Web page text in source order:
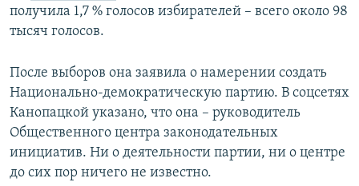
получила 1,7 % голосов избирателей – всего около 98
тысяч голосов.
После выборов она заявила о намерении создать
Национально-демократическую партию. В соцсетях
Канопацкой указано, что она – руководитель
Общественного центра законодательных
инициатив. Ни о деятельности партии, ни о центре
до сих пор ничего не известно.